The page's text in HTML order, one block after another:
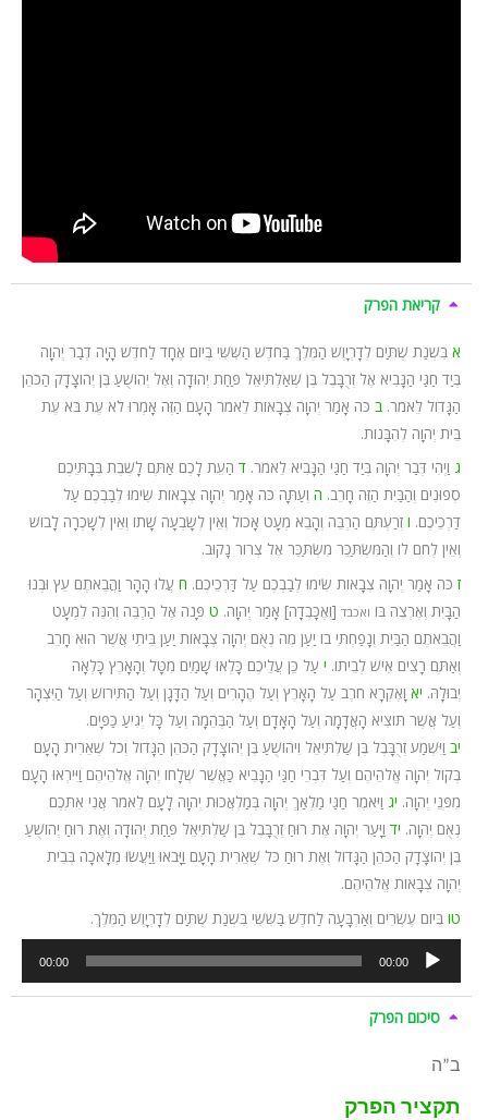
קריאת הפרק
א בִּשְׁנַת שְׁתַּיִם לְדָרְיָוֶשׁ הַמֶּלֶךְ בַּחֹדֶשׁ הַשִּׁשִּׁי בְּיוֹם אֶחָד לַחֹדֶשׁ הָיָה דְבַר יְהוָה
בְּיַד חַגַּי הַנָּבִיא אֶל זְרֻבָּבֶל בֶּן שְׁאַלְתִּיאֵל פַּחַת יְהוּדָה וְאֶל יְהוֹשֻׁעַ בֶּן יְהוֹצָדָק הַכֹּהֵן
הַגָּדוֹל לֵאמֹר. ב כֹּה אָמַר יְהוָה צְבָאוֹת לֵאמֹר הָעָם הַזֶּה אָמְרוּ לֹא עֶת בֹּא עֶת
בֵּית יְהוָה לְהִבָּנוֹת.
ג וַיְהִי דְּבַר יְהוָה בְּיַד חַגַּי הַנָּבִיא לֵאמֹר. ד הַעֵת לָכֶם אַתֶּם לָשֶׁבֶת בְּבָתֵּיכֶם
סְפוּנִים וְהַבַּיִת הַזֶּה חָרֵב. ה וְעַתָּה כֹּה אָמַר יְהוָה צְבָאוֹת שִׂימוּ לְבַבְכֶם עַל
דַּרְכֵיכֶם. ו זְרַעְתֶּם הַרְבֵּה וְהָבֵא מְעָט אָכוֹל וְאֵין לְשָׂבְעָה שָׁתוֹ וְאֵין לְשָׁכְרָה לָבוֹשׁ
וְאֵין לְחֹם לוֹ וְהַמִּשְׂתַּכֵּר מִשְׂתַּכֵּר אֶל צְרוֹר נָקוּב.
ז כֹּה אָמַר יְהוָה צְבָאוֹת שִׂימוּ לְבַבְכֶם עַל דַּרְכֵיכֶם. ח עֲלוּ הָהָר וַהֲבֵאתֶם עֵץ וּבְנוּ
הַבָּיִת וְאֶרְצֶה בּוֹ ואכבד [וְאֶכָּבְדָה] אָמַר יְהוָה. ט פָּנֹה אֶל הַרְבֵּה וְהִנֵּה לִמְעָט
וַהֲבֵאתֶם הַבַּיִת וְנָפַחְתִּי בוֹ יַעַן מֶה נְאֻם יְהוָה צְבָאוֹת יַעַן בֵּיתִי אֲשֶׁר הוּא חָרֵב
וְאַתֶּם רָצִים אִישׁ לְבֵיתוֹ. י עַל כֵּן עֲלֵיכֶם כָּלְאוּ שָׁמַיִם מִטָּל וְהָאָרֶץ כָּלְאָה
יְבוּלָהּ. יא וָאֶקְרָא חֹרֶב עַל הָאָרֶץ וְעַל הֶהָרִים וְעַל הַדָּגָן וְעַל הַתִּירוֹשׁ וְעַל הַיִּצְהָר
וְעַל אֲשֶׁר תּוֹצִיא הָאֲדָמָה וְעַל הָאָדָם וְעַל הַבְּהֵמָה וְעַל כָּל יְגִיעַ כַּפָּיִם.
יב וַיִּשְׁמַע זְרֻבָּבֶל בֶּן שַׁלְתִּיאֵל וִיהוֹשֻׁעַ בֶּן יְהוֹצָדָק הַכֹּהֵן הַגָּדוֹל וְכֹל שְׁאֵרִית הָעָם
בְּקוֹל יְהוָה אֱלֹהֵיהֶם וְעַל דִּבְרֵי חַגַּי הַנָּבִיא כַּאֲשֶׁר שְׁלָחוֹ יְהוָה אֱלֹהֵיהֶם וַיִּירְאוּ הָעָם
מִפְּנֵי יְהוָה. יג וַיֹּאמֶר חַגַּי מַלְאַךְ יְהוָה בְּמַלְאֲכוּת יְהוָה לָעָם לֵאמֹר אֲנִי אִתְּכֶם
נְאֻם יְהוָה. יד וַיָּעַר יְהוָה אֶת רוּחַ זְרֻבָּבֶל בֶּן שַׁלְתִּיאֵל פַּחַת יְהוּדָה וְאֶת רוּחַ יְהוֹשֻׁעַ
בֶּן יְהוֹצָדָק הַכֹּהֵן הַגָּדוֹל וְאֶת רוּחַ כֹּל שְׁאֵרִית הָעָם וַיָּבֹאוּ וַיַּעֲשׂוּ מְלָאכָה בְּבֵית
יְהוָה צְבָאוֹת אֱלֹהֵיהֶם.
טו בְּיוֹם עֶשְׂרִים וְאַרְבָּעָה לַחֹדֶשׁ בַּשִּׁשִּׁי בִּשְׁנַת שְׁתַּיִם לְדָרְיָוֶשׁ הַמֶּלֶךְ.
אודיו
00:00
00:00
סיכום הפרק
ב”ה
תקציר הפרק